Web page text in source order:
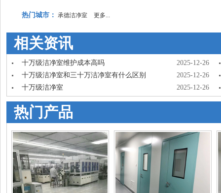
热门城市： 承德洁净室 更多...
相关资讯
2025-12-26
十万级洁净室维护成本高吗
2025-12-26
十万级洁净室和三十万洁净室有什么区别
2025-12-26
十万级洁净室
热门产品